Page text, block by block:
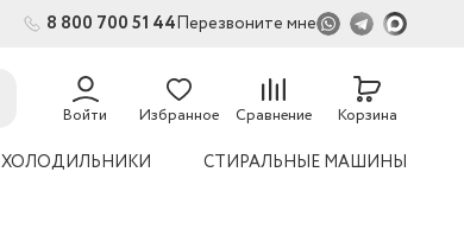
8 800 700 51 44Перезвоните мне
Войти Избранное Сравнение
54
Корзина
ХОЛОДИЛЬНИКИ СТИРАЛЬНЫЕ МАШИНЫ